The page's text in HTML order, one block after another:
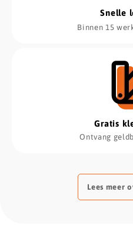
Snelle
Binnen 15
Gratis
Ontvang
Lees meer